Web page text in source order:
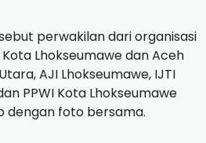
perwakilan dari organisasi
Lhokseumawe dan Aceh
AJI Lhokseumawe, IJTI
PPWI Kota Lhokseumawe
dengan foto bersama.